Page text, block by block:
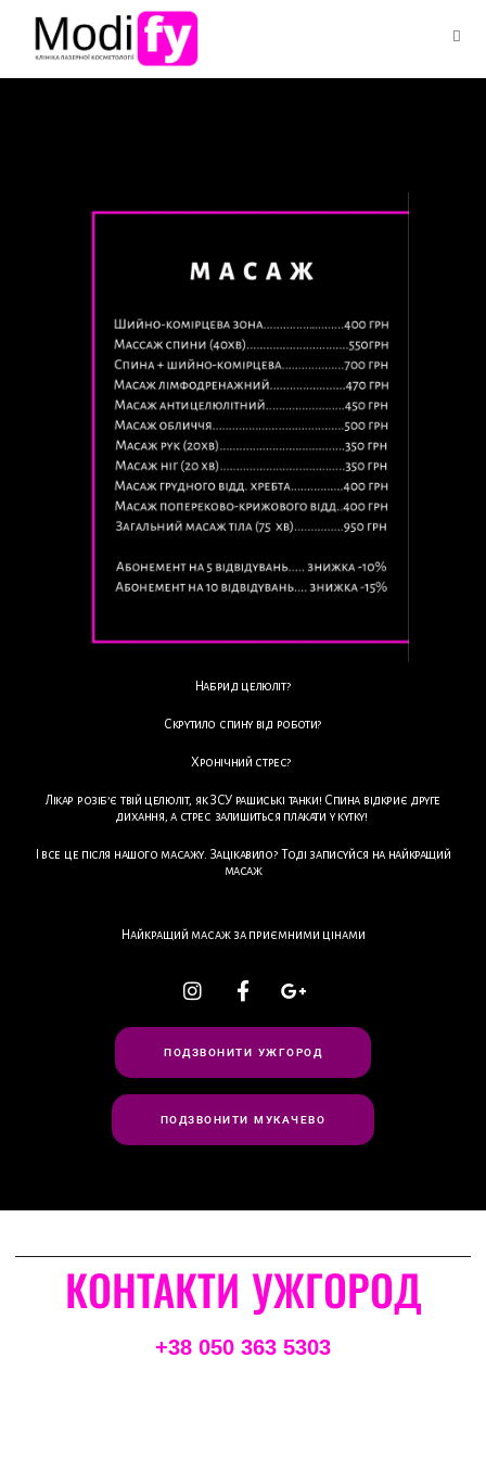
Набрид целюліт?
Скрутило спину від роботи?
Хронічний стрес?
Лікар розіб’є твій целюліт, як ЗСУ рашиські танки! Спина відкриє друге
дихання, а стрес залишиться плакати у кутку!
І все це після нашого масажу. Зацікавило? Тоді записуйся на найкращий
масаж
Найкращий масаж за приємними цінами
ПОДЗВОНИТИ УЖГОРОД
ПОДЗВОНИТИ МУКАЧЕВО
КОНТАКТИ УЖГОРОД
+38 050 363 5303